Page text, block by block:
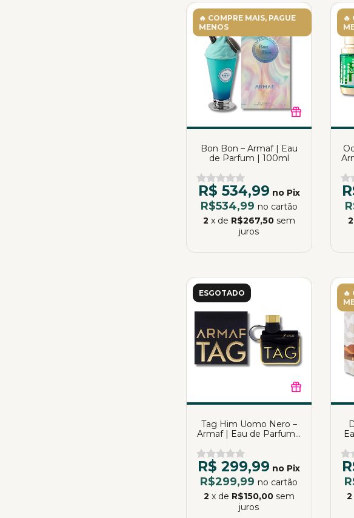
🔥 COMPRE MAIS, PAGUE
MENOS
Bon Bon – Armaf | Eau
de Parfum | 100ml
R$ 534,99 no Pix
R$534,99 no cartão
2 x de R$267,50 sem
juros
🔥
2
ESGOTADO
Tag Him Uomo Nero –
Armaf | Eau de Parfum |
R$ 299,99 no Pix
R$299,99 no cartão
2 x de R$150,00 sem
juros
🔥
2